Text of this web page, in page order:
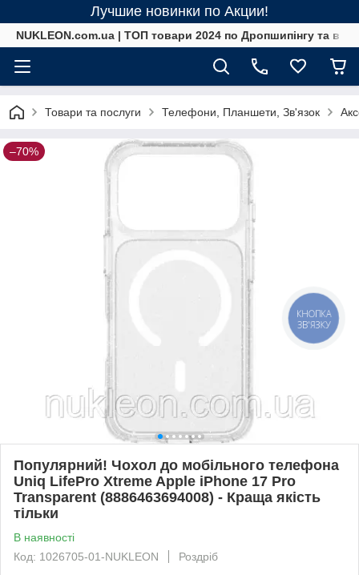
Лучшие новинки по Акции!
NUKLEON.com.ua | ТОП товари 2024 по Дропшипінгу та в
Товари та послуги Телефони, Планшети, Зв'язок
–70%
Популярний! Чохол до мобільного телефона
Uniq LifePro Xtreme Apple iPhone 17 Pro
Transparent (8886463694008) - Краща якість
тільки
В наявності
Код: 1026705-01-NUKLEON
Роздріб
КНОПКА
ЗВ'ЯЗКУ